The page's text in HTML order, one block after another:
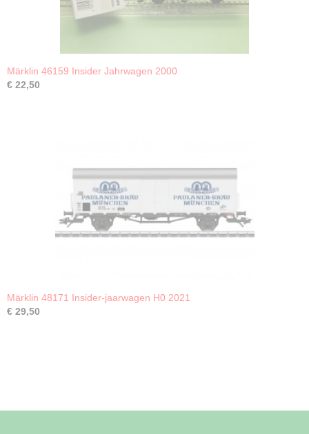
Märklin 46159 Insider Jahrwagen 2000
€ 22,50
Märklin 48171 Insider-jaarwagen H0 2021
€ 29,50